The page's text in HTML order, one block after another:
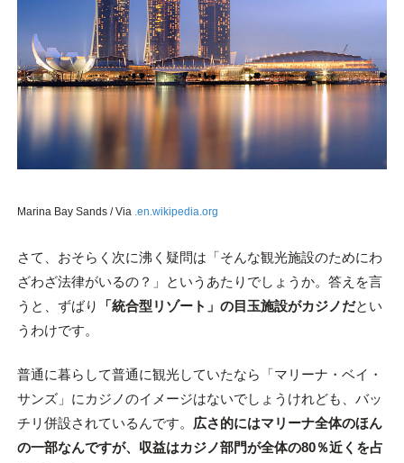
Marina Bay Sands / Via .en.wikipedia.org
さて、おそらく次に沸く疑問は「そんな観光施設のためにわ
ざわざ法律がいるの？」というあたりでしょうか。答えを言
うと、ずばり
「統合型リゾート」の目玉施設がカジノだとい
うわけです。
普通に暮らして普通に観光していたなら「マリーナ・ベイ・
サンズ」にカジノのイメージはないでしょうけれども、バッ
チリ併設されているんです。 広さ的にはマリーナ全体のほん
の一部なんですが、収益はカジノ部門が全体の80％近くを占